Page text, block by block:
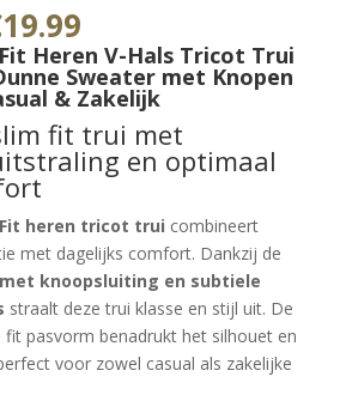
19.99Huidige
prijs
is:
€19.99.
Heren V-Hals Tricot Trui
Sweater met Knopen
& Zakelijk
fit trui met
en optimaal
Fit heren tricot trui combineert
met dagelijks comfort. Dankzij de
knoopsluiting en subtiele
straalt deze trui klasse en stijl uit. De
fit pasvorm benadrukt het silhouet en
voor zowel casual als zakelijke